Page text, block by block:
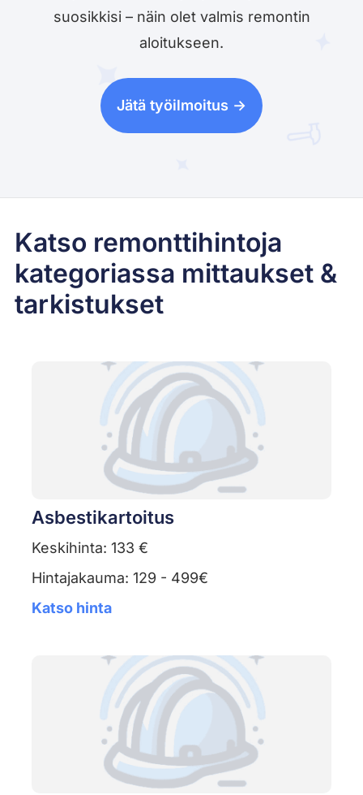
suosikkisi – näin olet valmis remontin
aloitukseen.
Jätä työilmoitus ->
Katso remonttihintoja
kategoriassa mittaukset &
tarkistukset
Asbestikartoitus
Keskihinta: 133 €
Hintajakauma: 129 - 499€
Katso hinta